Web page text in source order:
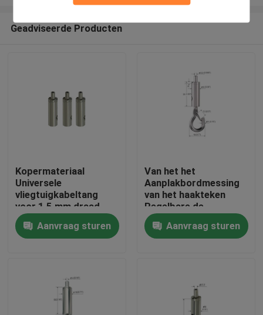
Huis
Geadviseerde Producten
Kopermateriaal
Universele
vliegtuigkabeltang
voor 1,5 mm draad
YW-86072
Aanvraag sturen
Van het het
Aanplakbordmessing
van het haakteken
Regelbare de
Kabeltang voor het
Hangen van Systeem
Aanvraag sturen